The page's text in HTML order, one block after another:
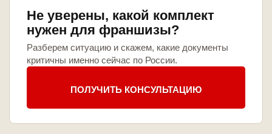
Не уверены, какой комплект
нужен для франшизы?
Разберем ситуацию и скажем, какие документы
критичны именно сейчас по России.
ПОЛУЧИТЬ КОНСУЛЬТАЦИЮ